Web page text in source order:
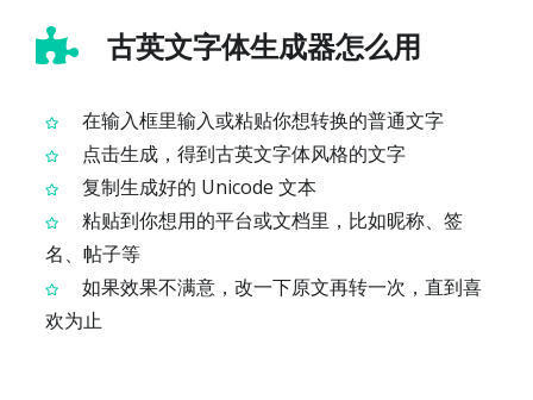
古英文字体生成器怎么用
在输入框里输入或粘贴你想转换的普通文字
点击生成，得到古英文字体风格的文字
复制生成好的 Unicode 文本
粘贴到你想用的平台或文档里，比如昵称、签
名、帖子等
如果效果不满意，改一下原文再转一次，直到喜
欢为止